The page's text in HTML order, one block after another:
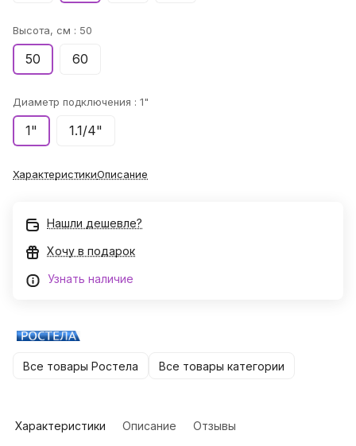
Высота, см : 50
50 60
Диаметр подключения : 1"
1" 1.1/4"
ХарактеристикиОписание
Нашли дешевле?
Хочу в подарок
Узнать наличие
Все товары Ростела Все товары категории
Характеристики Описание Отзывы